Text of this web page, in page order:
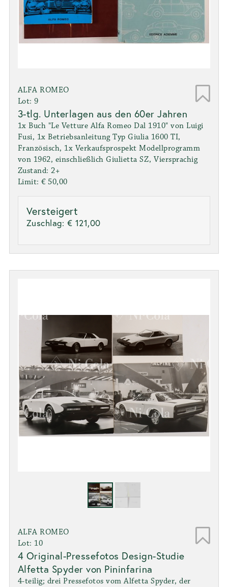
ALFA ROMEO
Lot: 9
3-tlg. Unterlagen aus den 60er Jahren
1x Buch "Le Vetture Alfa Romeo Dal 1910" von Luigi
Fusi, 1x Betriebsanleitung Typ Giulia 1600 TI,
Französisch, 1x Verkaufsprospekt Modellprogramm
von 1962, einschließlich Giulietta SZ, Viersprachig
Zustand: 2+
Limit: € 50,00
Versteigert
Zuschlag: € 121,00
ALFA ROMEO
Lot: 10
4 Original-Pressefotos Design-Studie
Alfetta Spyder von Pininfarina
4-teilig; drei Pressefotos vom Alfetta Spyder, der